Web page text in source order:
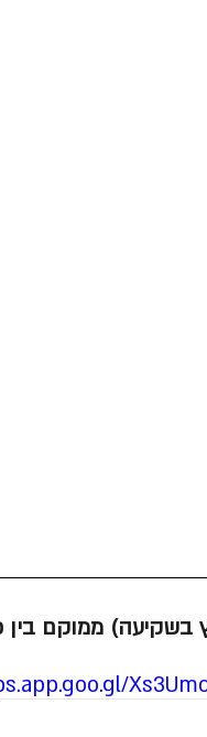
בשקיעה) ממוקם בין